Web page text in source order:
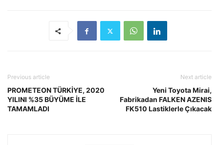
Previous article
PROMETEON TÜRKİYE, 2020
YILINI %35 BÜYÜME İLE
TAMAMLADI
Next article
Yeni Toyota Mirai,
Fabrikadan FALKEN AZENIS
FK510 Lastiklerle Çıkacak